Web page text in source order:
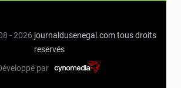
- 2026 journaldusenegal.com tous droits
reservés
par